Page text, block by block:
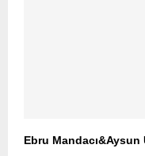
Ebru Mandacı&Aysun